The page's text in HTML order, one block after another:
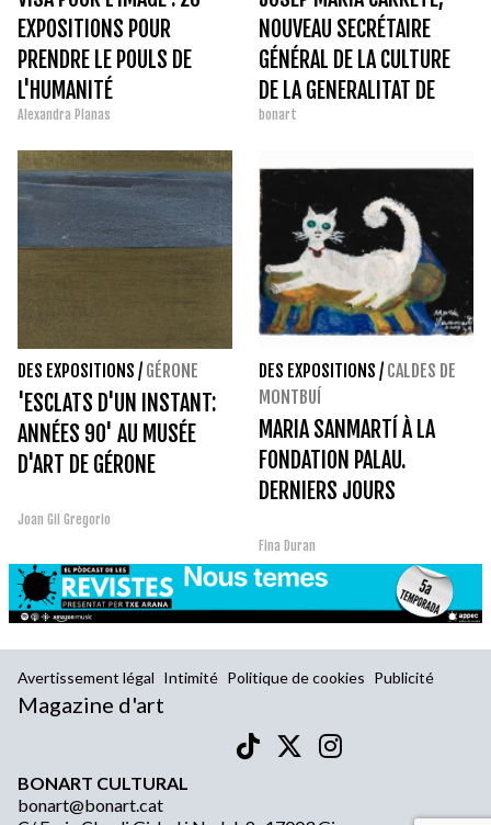
EXPOSITIONS POUR
PRENDRE LE POULS DE
L'HUMANITÉ
Alexandra Planas
NOUVEAU SECRÉTAIRE
GÉNÉRAL DE LA CULTURE
DE LA GENERALITAT DE
CATALUNYA
bonart
DES EXPOSITIONS / GÉRONE
'ESCLATS D'UN INSTANT:
ANNÉES 90' AU MUSÉE
D'ART DE GÉRONE
Joan Gil Gregorio
DES EXPOSITIONS / CALDES DE
MONTBUÍ
MARIA SANMARTÍ À LA
FONDATION PALAU.
DERNIERS JOURS
Fina Duran
Avertissement légal Intimité Politique de cookies Publicité
Magazine d'art
BONART CULTURAL
bonart@bonart.cat